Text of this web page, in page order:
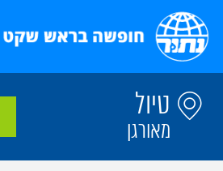
טיול
מאורגן